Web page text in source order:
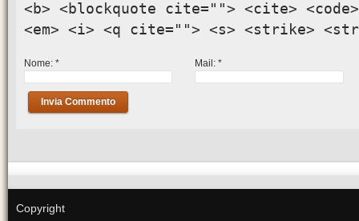
<b> <blockquote cite=""> <cite>
<em> <i> <q cite=""> <s> <strike>
Nome: * Mail:*
Copyright